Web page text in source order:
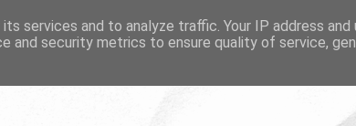
services and to analyze traffic. Your IP address and
and security metrics to ensure quality of service,